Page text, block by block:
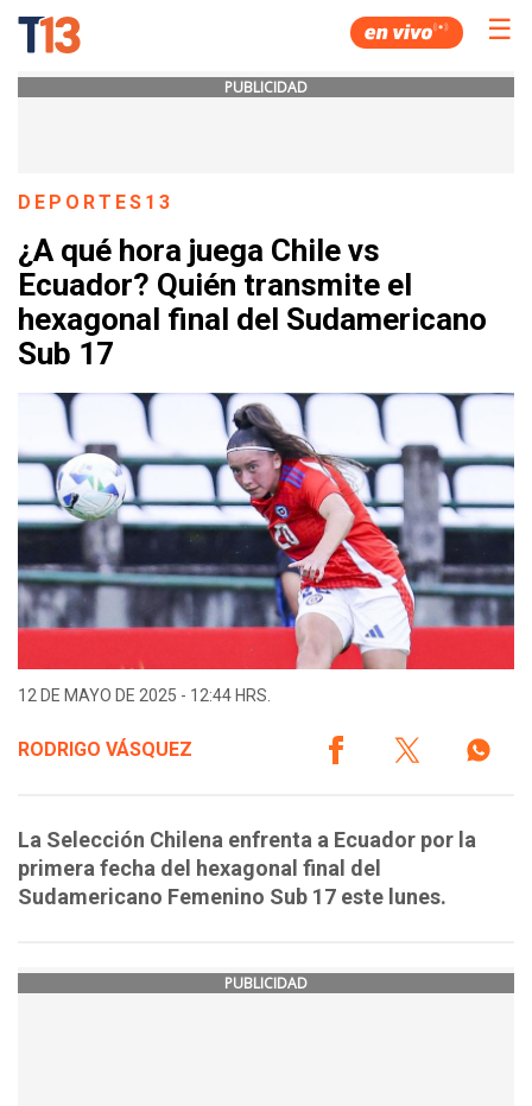
☰
PUBLICIDAD
DEPORTES13
¿A qué hora juega Chile vs
Ecuador? Quién transmite el
hexagonal final del Sudamericano
Sub 17
12 DE MAYO DE 2025 - 12:44 HRS.
RODRIGO VÁSQUEZ
La Selección Chilena enfrenta a Ecuador por la
primera fecha del hexagonal final del
Sudamericano Femenino Sub 17 este lunes.
PUBLICIDAD